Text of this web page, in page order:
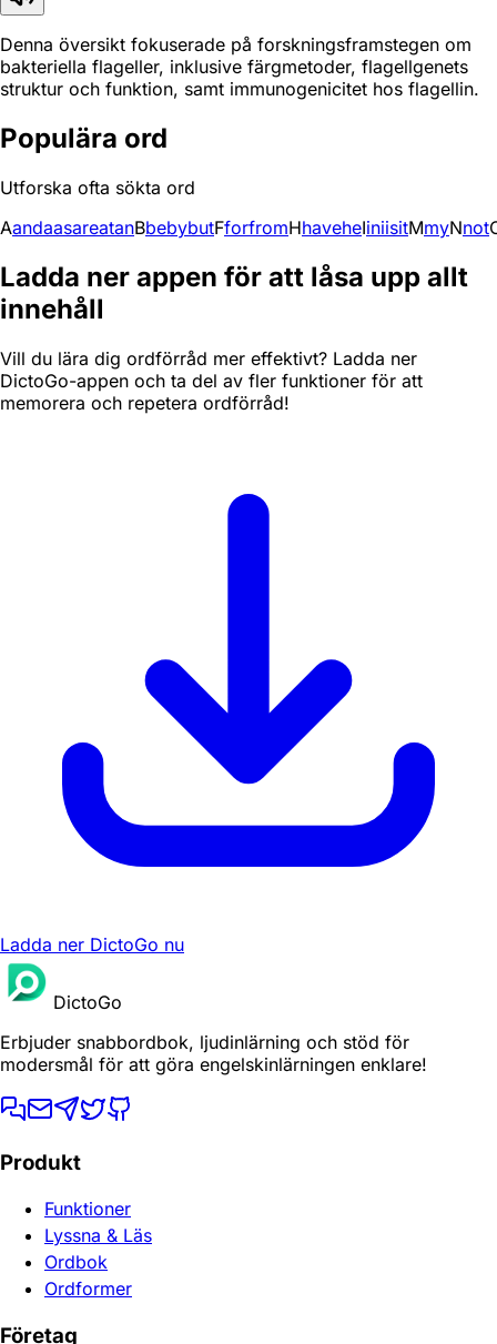
Denna översikt fokuserade på forskningsframstegen om
bakteriella flageller, inklusive färgmetoder, flagellgenets
struktur och funktion, samt immunogenicitet hos flagellin.
Populära ord
Utforska ofta sökta ord
AandaasareatanBbebybutFforfromHhaveheIiniisitMmyNnot
Ladda ner appen för att låsa upp allt
innehåll
Vill du lära dig ordförråd mer effektivt? Ladda ner
DictoGo-appen och ta del av fler funktioner för att
memorera och repetera ordförråd!
Ladda ner DictoGo nu
DictoGo
Erbjuder snabbordbok, ljudinlärning och stöd för
modersmål för att göra engelskinlärningen enklare!
Produkt
Funktioner
Lyssna & Läs
Ordbok
Ordformer
Företag